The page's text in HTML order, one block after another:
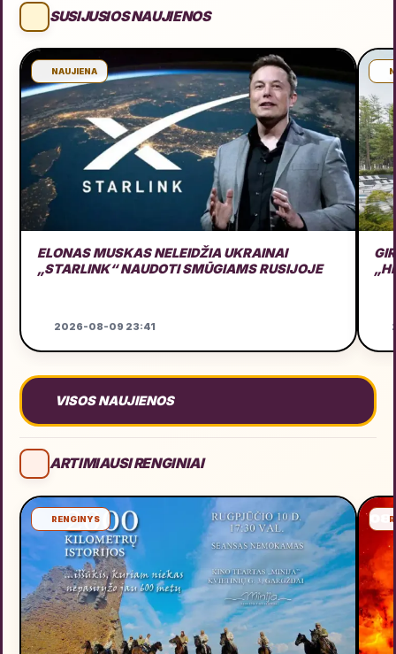
SUSIJUSIOS NAUJIENOS
NAUJIENA
ELONAS MUSKAS NELEIDŽIA UKRAINAI
„STARLINK“ NAUDOTI SMŪGIAMS RUSIJOJE
2026-08-09 23:41
VISOS NAUJIENOS
ARTIMIAUSI RENGINIAI
RENGINYS